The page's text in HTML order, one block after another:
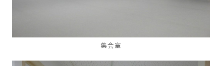
集会室